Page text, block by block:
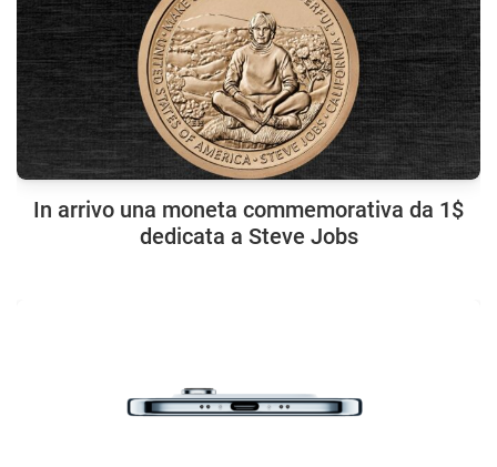
In arrivo una moneta commemorativa da 1$
dedicata a Steve Jobs